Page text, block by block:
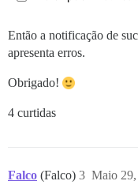
Então a notificação de
apresenta erros.
Obrigado!
4 curtidas
Falco (Falco) Maio
3